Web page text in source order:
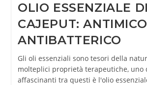
OLIO ESSENZIALE DI
CAJEPUT:
ANTIBATTERICO
Gli oli essenziali sono tesori della
molteplici proprietà terapeutiche, uno
affascinanti tra questi è l'olio